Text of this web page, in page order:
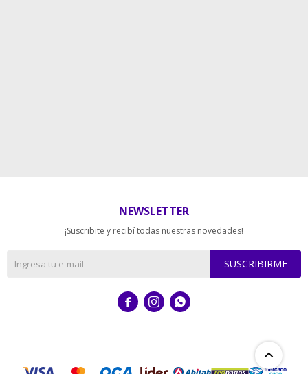
NEWSLETTER
¡Suscribite y recibí todas nuestras novedades!
SUSCRIBIRME
  